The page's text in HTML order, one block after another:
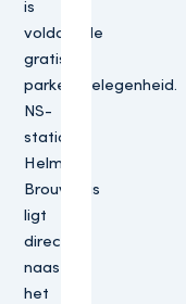
is
voldoende
gratis
parkeergelegenheid.
NS-
station
Helmond
Brouwhuis
ligt
direct
naast
het